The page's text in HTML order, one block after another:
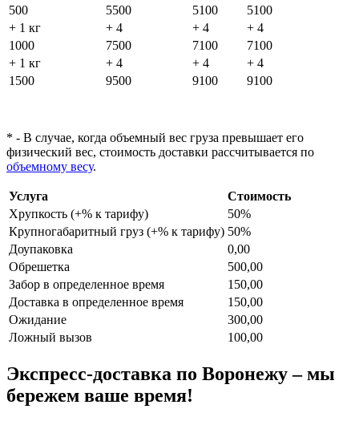
500
5500 5100
5100
+ 1 кг
+ 4 + 4
+ 4
1000
7500 7100
7100
+ 1 кг
+ 4 + 4
+ 4
1500
9500 9100 9100
* - В случае, когда объемный вес груза превышает его
физический вес, стоимость доставки рассчитывается по
объемному весу.
Услуга
Стоимость
Хрупкость (+% к тарифу)
50%
Крупногабаритный груз (+% к тарифу) 50%
Доупаковка
0,00
Обрешетка
500,00
Забор в определенное время
150,00
Доставка в определенное время
150,00
Ожидание
300,00
Ложный вызов
100,00
Экспресс-доставка по Воронежу – мы
бережем ваше время!